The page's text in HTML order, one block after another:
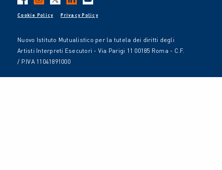
Cookie Policy Privacy Policy
Nuovo Istituto Mutualistico per la tutela dei diritti degli
Artisti Interpreti Esecutori - Via Parigi 11 00185 Roma - C.F.
/ P.IVA 11041891000